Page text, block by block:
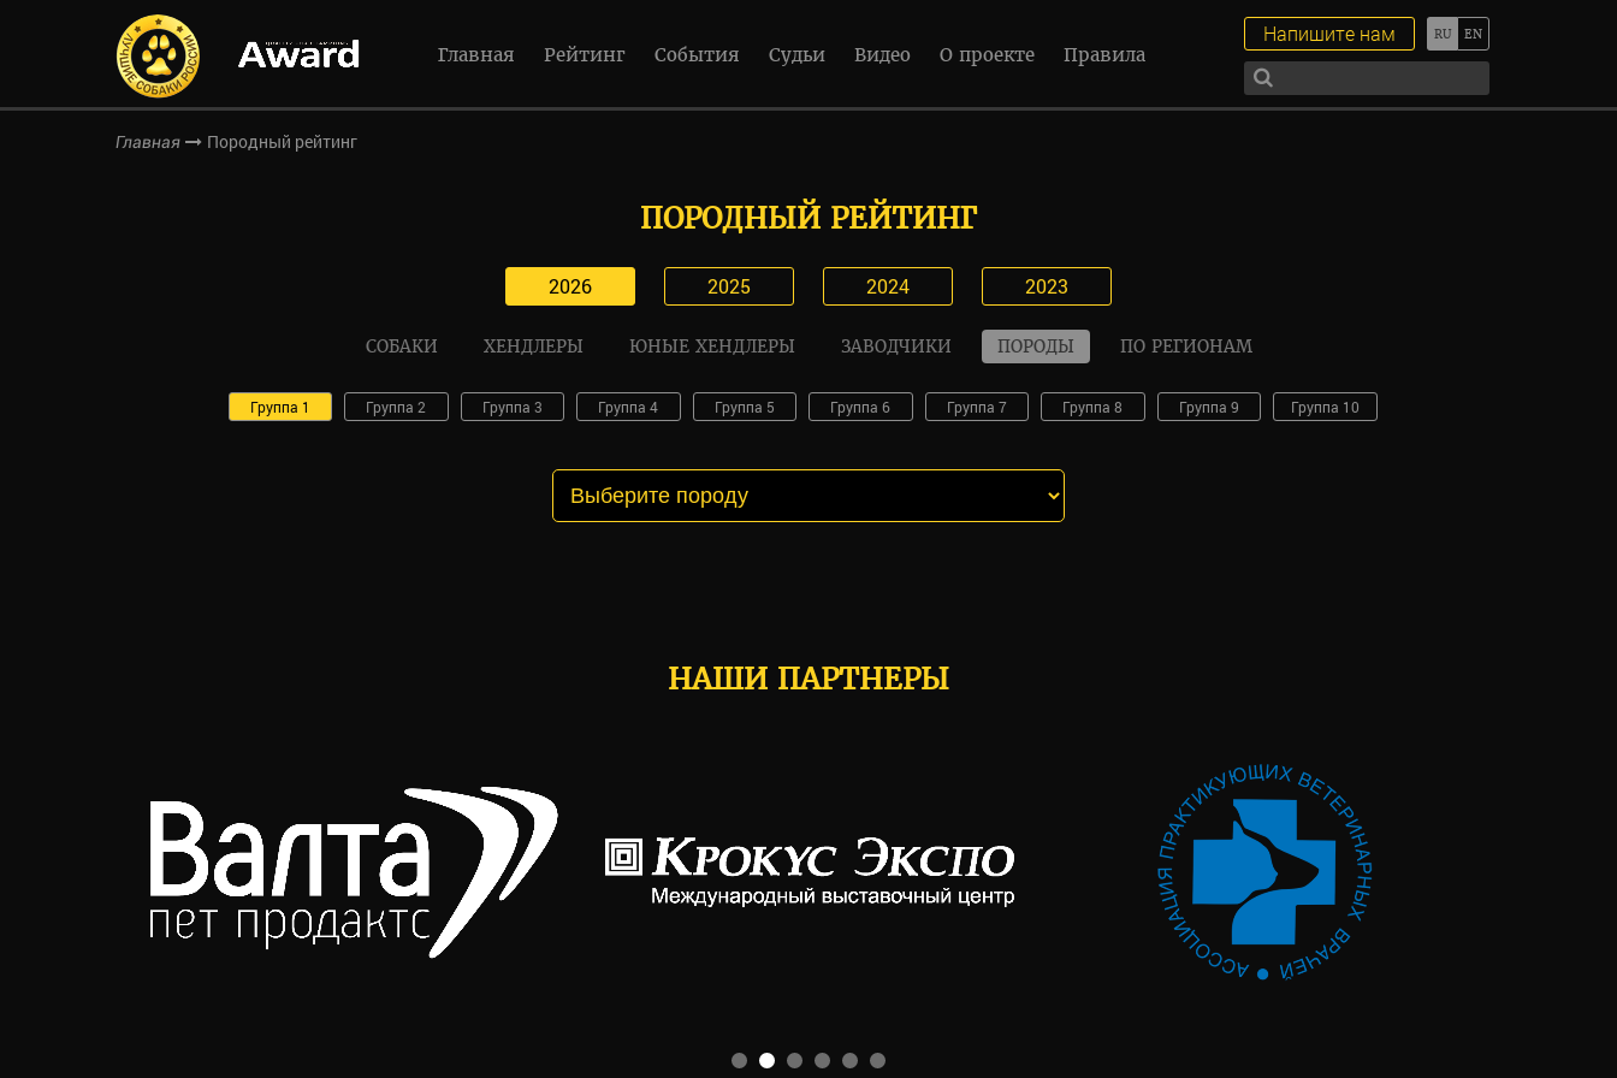
Главная Рейтинг События Судьи Видео О проекте Правила
Напишите нам
Главная Породный рейтинг
ПОРОДНЫЙ РЕЙТИНГ
2026 2025 2024 2023
СОБАКИ ХЕНДЛЕРЫ ЮНЫЕ ХЕНДЛЕРЫ ЗАВОДЧИКИ ПОРОДЫ ПО РЕГИОНАМ
Группа 1 Группа 2 Группа 3 Группа 4 Группа 5 Группа 6 Группа 7 Группа 8 Группа 9 Группа 10
НАШИ ПАРТНЕРЫ